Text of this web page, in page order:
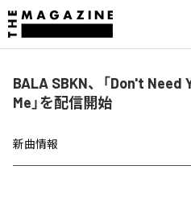
BALA SBKN、「Don't
Me」を配信開始
新曲情報